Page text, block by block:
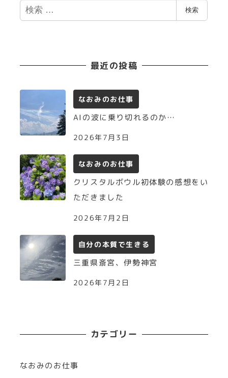
検
索
検索
最近の投稿
なおみのお仕事
AIの波に乗り切れるのか…
2026年7月3日
なおみのお仕事
クリスタルボウル初体験の感想をい
ただきました
2026年7月2日
自分の本質で生きる
三重県斎宮、伊勢神宮
2026年7月2日
カテゴリー
なおみのお仕事